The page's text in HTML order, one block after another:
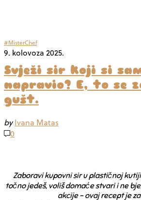
#MisterChef
9. kolovoza 2025.
Svježi sir koji si
napravio? E, to se
gušt.
by Ivana Matas
0
Zaboravi kupovni sir u plastičnoj
točno jedeš, voliš domaće stvari i ne
akcije – ovaj recept je